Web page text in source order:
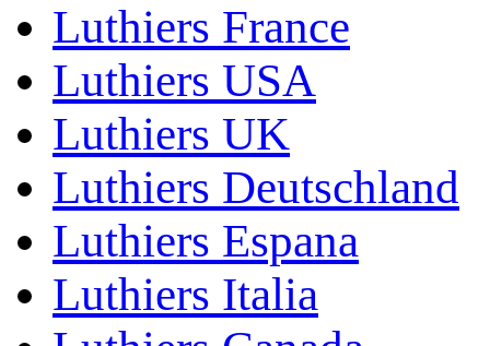
Luthiers France
Luthiers USA
Luthiers UK
Luthiers Deutschland
Luthiers Espana
Luthiers Italia